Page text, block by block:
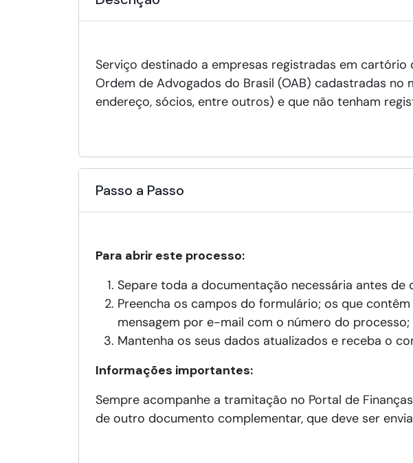
Serviço destinado a empresas registradas em
Ordem de Advogados do Brasil (OAB) cadastradas
endereço, sócios, entre outros) e que não tenham
Passo a Passo
Para abrir este processo:
Separe toda a documentação necessária antes
Preencha os campos do formulário; os que
mensagem por e-mail com o número do processo;
Mantenha os seus dados atualizados e receba o
Informações importantes:
Sempre acompanhe a tramitação no Portal de
de outro documento complementar, que deve ser